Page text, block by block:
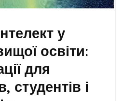
у
освіти:
для
студентів і